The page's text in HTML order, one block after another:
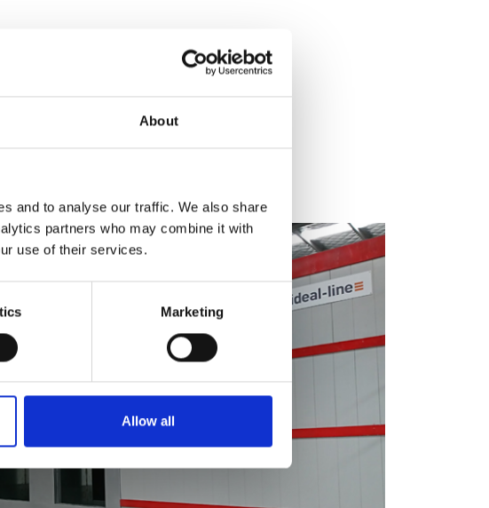
About
and to analyse our traffic. We also share
partners who may combine it with
use of their services.
Marketing
Allow all
to your products.